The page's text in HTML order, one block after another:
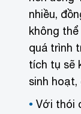
nhiều,
không
quá trình
tích tụ sẽ
sinh hoạt,
Với thói